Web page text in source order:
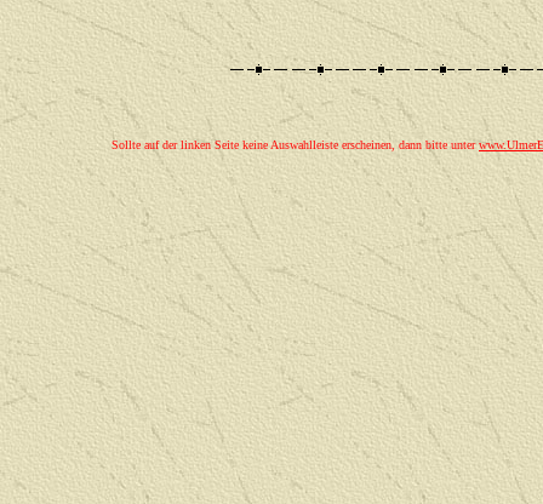
Sollte auf der linken Seite keine Auswahlleiste erscheinen, dann bitte unter